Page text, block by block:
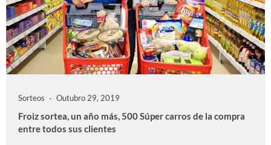
Sorteos Outubro 29, 2019
Froiz sortea, un año más, 500 Súper carros de la compra
entre todos sus clientes